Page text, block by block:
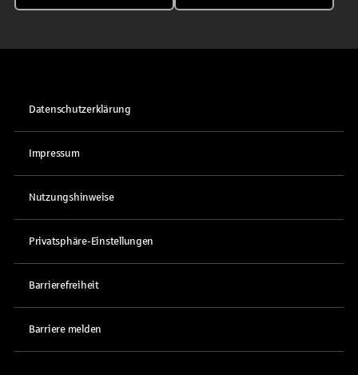
Datenschutzerklärung
Impressum
Nutzungshinweise
Privatsphäre-Einstellungen
Barrierefreiheit
Barriere melden